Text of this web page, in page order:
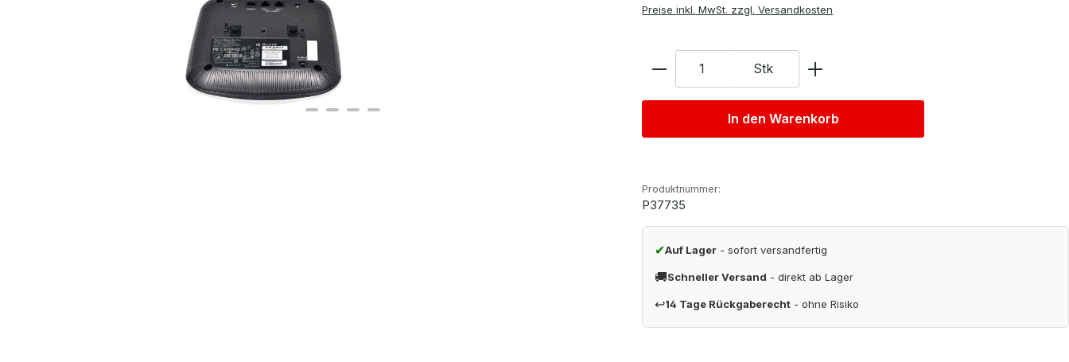
Preise inkl. MwSt. zzgl. Versandkosten
Anzahl Stk
In den Warenkorb
Produktnummer:
P37735
✔Auf Lager - sofort versandfertig
🚚Schneller Versand - direkt ab Lager
↩14 Tage Rückgaberecht - ohne Risiko